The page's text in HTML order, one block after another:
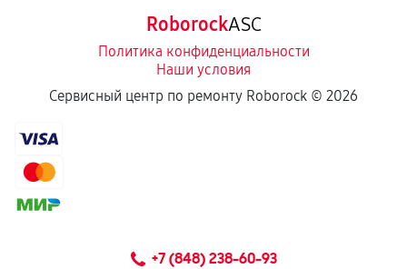
RoborockASC
Политика конфиденциальности
Наши условия
Сервисный центр по ремонту Roborock © 2026
+7 (848) 238-60-93